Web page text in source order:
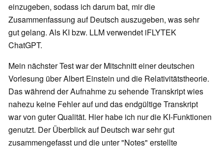
einzugeben, sodass ich darum bat, mir die
Zusammenfassung auf Deutsch auszugeben, was sehr
gut gelang. Als KI bzw. LLM verwendet iFLYTEK
ChatGPT.
Mein nächster Test war der Mitschnitt einer deutschen
Vorlesung über Albert Einstein und die Relativitätstheorie.
Das während der Aufnahme zu sehende Transkript wies
nahezu keine Fehler auf und das endgültige Transkript
war von guter Qualität. Hier habe ich nur die KI-Funktionen
genutzt. Der Überblick auf Deutsch war sehr gut
zusammengefasst und die unter "Notes" erstellte